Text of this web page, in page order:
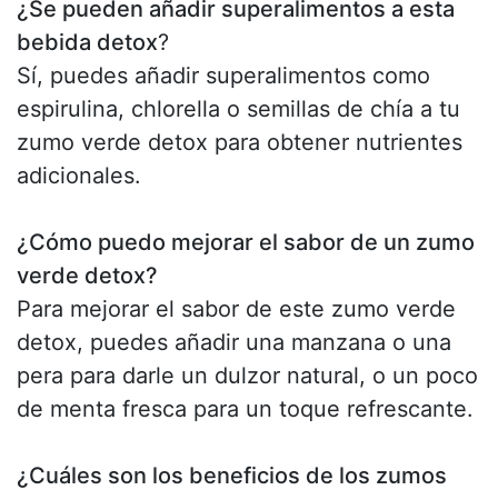
¿Se pueden añadir superalimentos a esta
bebida detox?
Sí, puedes añadir superalimentos como
espirulina, chlorella o semillas de chía a tu
zumo verde detox para obtener nutrientes
adicionales.
¿Cómo puedo mejorar el sabor de un zumo
verde detox?
Para mejorar el sabor de este zumo verde
detox, puedes añadir una manzana o una
pera para darle un dulzor natural, o un poco
de menta fresca para un toque refrescante.
¿Cuáles son los beneficios de los zumos